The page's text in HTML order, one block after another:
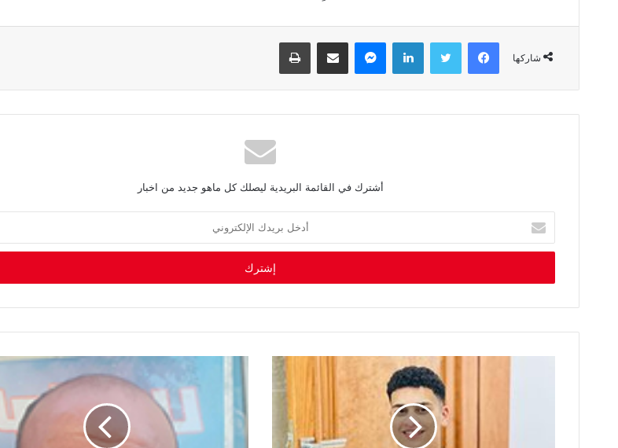
شاركها
فيسبوك تويتر لينكدإن ماسنجر مشاركة عبر البريد طباعة
أشترك في القائمة البريدية ليصلك كل ماهو جديد من اخبار
خ
ب
د